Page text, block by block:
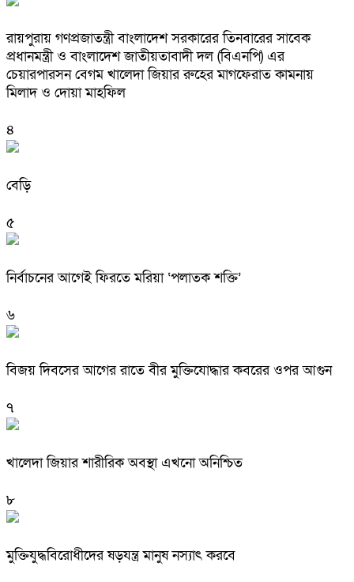
রায়পুরায় গণপ্রজাতন্ত্রী বাংলাদেশ সরকারের তিনবারের সাবেক
প্রধানমন্ত্রী ও বাংলাদেশ জাতীয়তাবাদী দল (বিএনপি) এর
চেয়ারপারসন বেগম খালেদা জিয়ার রুহের মাগফেরাত কামনায়
মিলাদ ও দোয়া মাহফিল
৪
বেড়ি
৫
নির্বাচনের আগেই ফিরতে মরিয়া ‘পলাতক শক্তি’
৬
বিজয় দিবসের আগের রাতে বীর মুক্তিযোদ্ধার কবরের ওপর আগুন
৭
খালেদা জিয়ার শারীরিক অবস্থা এখনো অনিশ্চিত
৮
মুক্তিযুদ্ধবিরোধীদের ষড়যন্ত্র মানুষ নস্যাৎ করবে